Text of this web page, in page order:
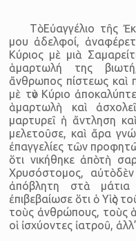
Τὸ Εὐαγγέλιο τῆς
μου ἀδελφοί,
Κύριος μὲ μιὰ
ἁμαρτωλή της
ἄνθρωπος πίστεως καὶ
μὲ τὸν Κύριο
ἁμαρτωλὴ καὶ
μαρτυρεῖ ἡ ἄντληση
μελετοῦσε, καὶ ἄρα
ἐπαγγελίες τῶν
ὅτι νικήθηκε ἀπὸ τὴ
Χρυσόστομος, αὐτὸ
ἀπόβλητη στὰ
ἐπιβεβαίωσε ὅτι ὁ Υἱὸς
τοὺς ἀνθρώπους, τοὺς
οἱ ἰσχύοντες ἰατροῦ,